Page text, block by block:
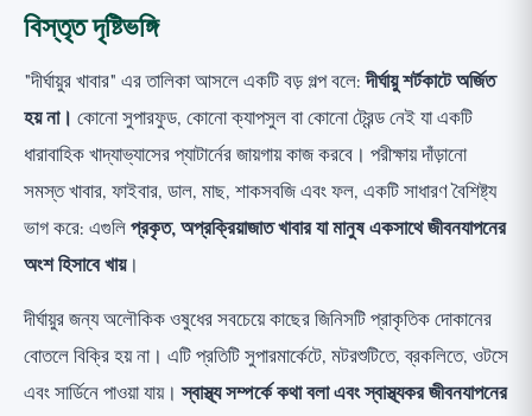
বিস্তৃত দৃষ্টিভঙ্গি
"দীর্ঘায়ুর খাবার" এর তালিকা আসলে একটি বড় গল্প বলে:দীর্ঘায়ু শর্টকাটে অর্জিত
হয় না। কোনো সুপারফুড, কোনো ক্যাপসুল বা কোনো ট্রেন্ড নেই যা একটি
ধারাবাহিক খাদ্যাভ্যাসের প্যাটার্নের জায়গায় কাজ করবে। পরীক্ষায় দাঁড়ানো
সমস্ত খাবার, ফাইবার, ডাল, মাছ, শাকসবজি এবং ফল, একটি সাধারণ বৈশিষ্ট্য
ভাগ করে: এগুলিপ্রকৃত, অপ্রক্রিয়াজাত খাবার যা মানুষ একসাথে জীবনযাপনের
অংশ হিসাবে খায়।
দীর্ঘায়ুর জন্য অলৌকিক ওষুধের সবচেয়ে কাছের জিনিসটি প্রাকৃতিক দোকানের
বোতলে বিক্রি হয় না। এটি প্রতিটি সুপারমার্কেটে, মটরশুটিতে, ব্রকলিতে, ওটসে
এবং সার্ডিনে পাওয়া যায়।স্বাস্থ্য সম্পর্কে কথা বলা এবং স্বাস্থ্যকর জীবনযাপনের